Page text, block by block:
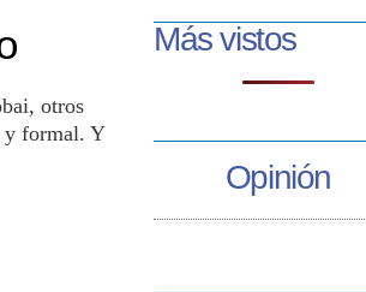
otros
y formal. Y
Más vistos
Opinión